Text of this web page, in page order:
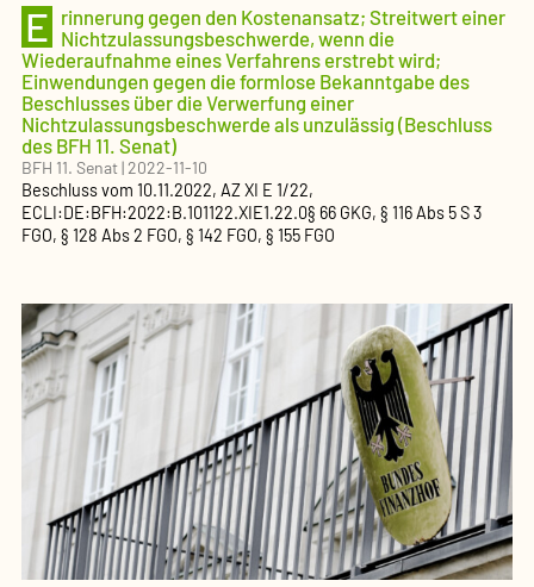
E rinnerung gegen den Kostenansatz; Streitwert einer
Nichtzulassungsbeschwerde, wenn die
Wiederaufnahme eines Verfahrens erstrebt wird;
Einwendungen gegen die formlose Bekanntgabe des
Beschlusses über die Verwerfung einer
Nichtzulassungsbeschwerde als unzulässig (Beschluss
des BFH 11. Senat)
BFH 11. Senat|2022-11-10
Beschlussvom 10.11.2022, AZXI E 1/22,
ECLI:DE:BFH:2022:B.101122.XIE1.22.0§ 66 GKG, § 116 Abs 5 S 3
FGO, § 128 Abs 2 FGO, § 142 FGO, § 155 FGO